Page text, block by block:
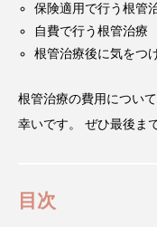
保険適用で行う根管
自費で行う根管治療
根管治療後に気をつ
根管治療の費用につい
幸いです。 ぜひ最後ま
目次